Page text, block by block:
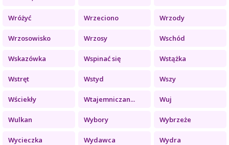
Wróżyć Wrzeciono Wrzody
Wrzosowisko Wrzosy Wschód
Wskazówka Wspinać się Wstążka
Wstręt Wstyd Wszy
Wściekły Wtajemniczan... Wuj
Wulkan Wybory Wybrzeże
Wycieczka Wydawca Wydra